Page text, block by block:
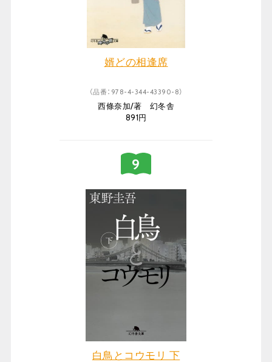
婿どの相逢席
（品番：978-4-344-43390-8）
西條奈加/著 幻冬舎
891円
白鳥とコウモリ 下